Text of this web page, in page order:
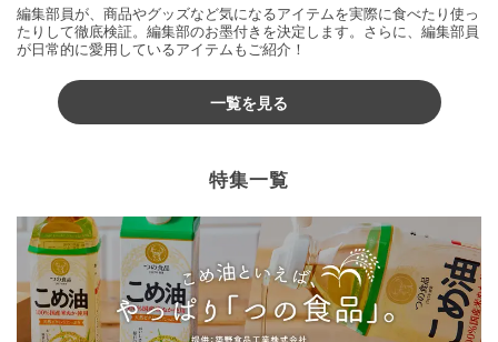
編集部員が、商品やグッズなど気になるアイテムを実際に食べたり使っ
たりして徹底検証。編集部のお墨付きを決定します。さらに、編集部員
が日常的に愛用しているアイテムもご紹介！
一覧を見る
特集一覧